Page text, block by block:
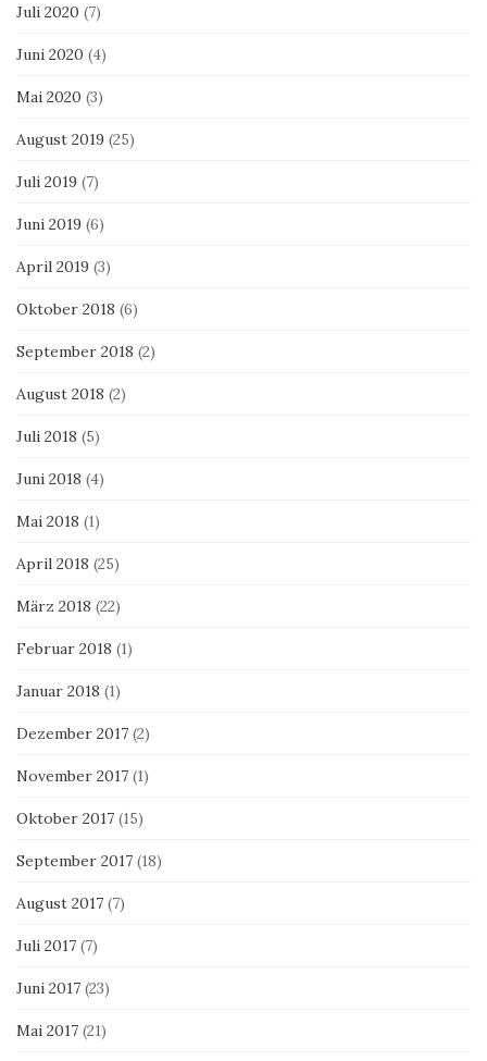
Juli 2020 (7)
Juni 2020 (4)
Mai 2020 (3)
August 2019 (25)
Juli 2019 (7)
Juni 2019 (6)
April 2019 (3)
Oktober 2018 (6)
September 2018 (2)
August 2018 (2)
Juli 2018 (5)
Juni 2018 (4)
Mai 2018 (1)
April 2018 (25)
März 2018 (22)
Februar 2018 (1)
Januar 2018 (1)
Dezember 2017 (2)
November 2017 (1)
Oktober 2017 (15)
September 2017 (18)
August 2017 (7)
Juli 2017 (7)
Juni 2017 (23)
Mai 2017 (21)